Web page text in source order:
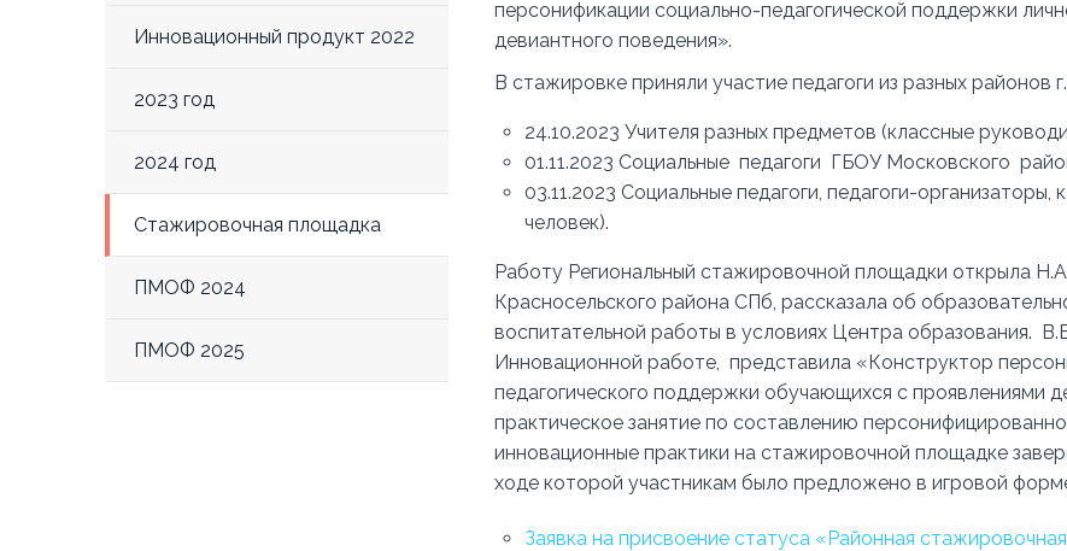
Инновационный продукт 2022
2023 год
2024 год
Стажировочная площадка
ПМОФ 2024
ПМОФ 2025
персонификации социально-педагогической поддержки
девиантного поведения».
В стажировке приняли участие педагоги из разных районов
24.10.2023 Учителя разных предметов (классные
01.11.2023 Социальные педагоги ГБОУ Московского
03.11.2023 Социальные педагоги, педагоги-
человек).
Работу Региональный стажировочной площадки открыла
Красносельского района СПб, рассказала об
воспитательной работы в условиях Центра образования.
Инновационной работе, представила «Конструктор
педагогического поддержки обучающихся с проявлениями
практическое занятие по составлению
инновационные практики на стажировочной площадке
ходе которой участникам было предложено в игровой
Заявка на присвоение статуса «Районная